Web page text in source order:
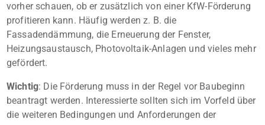
vorher schauen, ob er zusätzlich von einer KfW-Förderung
profitieren kann. Häufig werden z. B. die
Fassadendämmung, die Erneuerung der Fenster,
Heizungsaustausch, Photovoltaik-Anlagen und vieles mehr
gefördert.
Wichtig: Die Förderung muss in der Regel vor Baubeginn
beantragt werden. Interessierte sollten sich im Vorfeld über
die weiteren Bedingungen und Anforderungen der